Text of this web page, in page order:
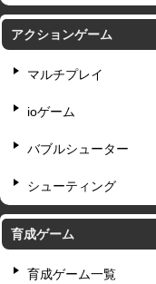
アクションゲーム
マルチプレイ
ioゲーム
バブルシューター
シューティング
育成ゲーム
育成ゲーム一覧